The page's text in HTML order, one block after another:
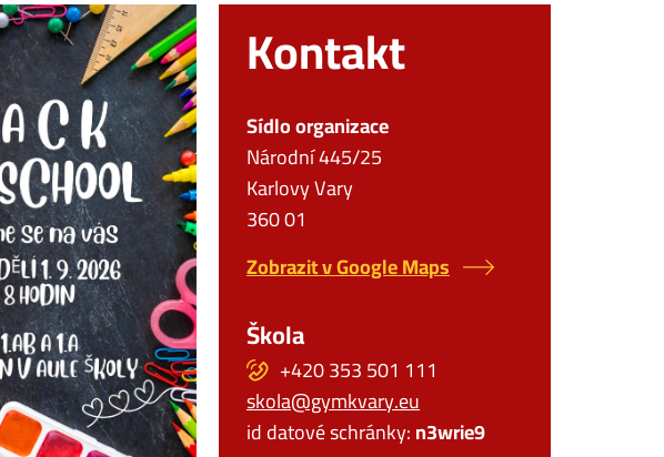
Kontakt
Sídlo organizace
Národní 445/25
Karlovy Vary
360 01
Zobrazit v Google Maps
Škola
+420 353 501 111
skola@gymkvary.eu
id datové schránky:n3wrie9